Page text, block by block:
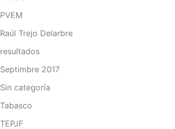
PVEM
Raúl Trejo Delarbre
resultados
Septimbre 2017
Sin categoría
Tabasco
TEPJF